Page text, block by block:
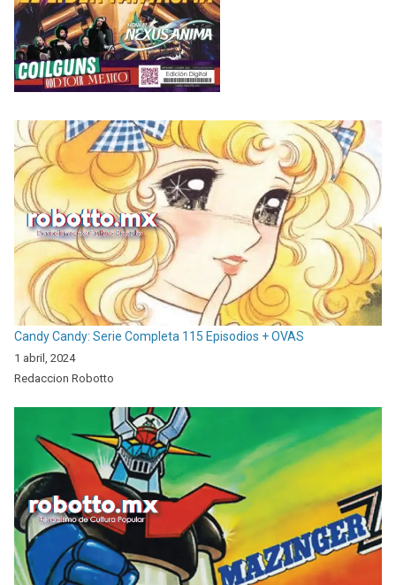
Candy Candy: Serie Completa 115 Episodios + OVAS
1 abril, 2024
Redaccion Robotto